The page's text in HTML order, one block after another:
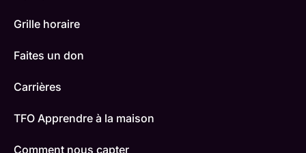
Grille horaire
Faites un don
Carrières
TFO Apprendre à la maison
Comment nous capter